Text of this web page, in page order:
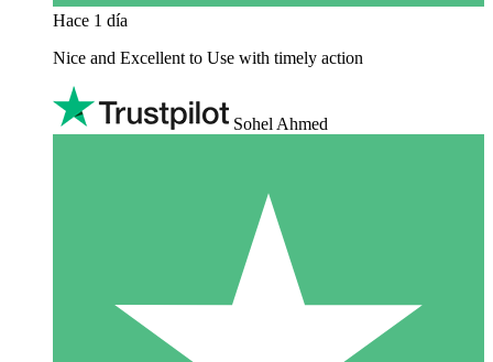
Hace 1 día
Nice and Excellent to Use with timely action
Sohel Ahmed